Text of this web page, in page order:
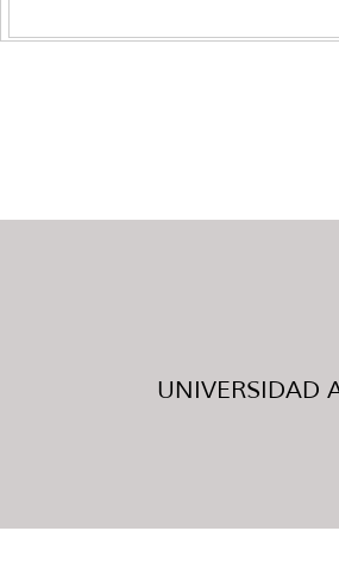
UNIVERSIDAD